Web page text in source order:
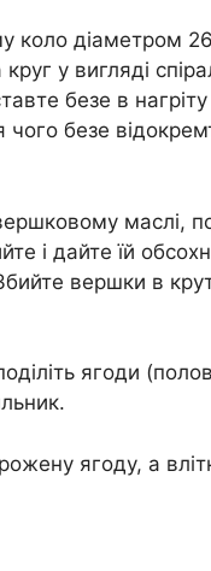
коло діаметром
у вигляді
безе в
безе
маслі,
і дайте їй
вершки в
ягоди
ягоду, а